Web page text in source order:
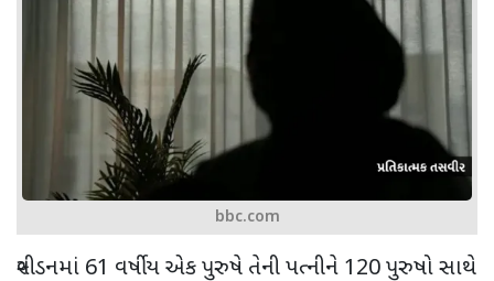
bbc.com
સ્વીડનમાં 61 વર્ષીય એક પુરુષે તેની પત્નીને 120પુરુષો સાથે